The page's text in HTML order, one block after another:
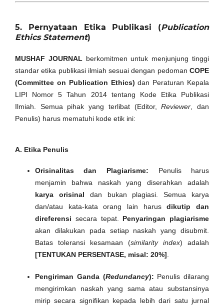
5. Pernyataan Etika Publikasi (Publication
Ethics Statement)
MUSHAF JOURNAL berkomitmen untuk menjunjung tinggi
standar etika publikasi ilmiah sesuai dengan pedomanCOPE
(Committee on Publication Ethics) dan Peraturan Kepala
LIPI Nomor 5 Tahun 2014 tentang Kode Etika Publikasi
Ilmiah. Semua pihak yang terlibat (Editor,Reviewer , dan
Penulis) harus mematuhi kode etik ini:
A. Etika Penulis
Orisinalitas dan Plagiarisme: Penulis harus
menjamin bahwa naskah yang diserahkan adalah
karya orisinal dan bukan plagiasi. Semua karya
dan/atau kata-kata orang lain harusdikutip dan
direferensi secara tepat. Penyaringan plagiarisme
akan dilakukan pada setiap naskah yang disubmit.
Batas toleransi kesamaan (similarity index) adalah
[TENTUKAN PERSENTASE, misal: 20%]
Pengiriman Ganda (Redundancy): Penulis dilarang
mengirimkan naskah yang sama atau substansinya
mirip secara signifikan kepada lebih dari satu jurnal